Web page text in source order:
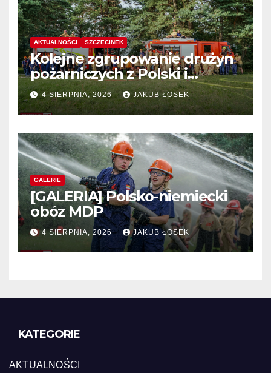
AKTUALNOŚCI SZCZECINEK
Kolejne zgrupowanie drużyn
pożarniczych z Polski i
Niemiec w regionie
4 SIERPNIA, 2026 JAKUB ŁOSEK
GALERIE
[GALERIA] Polsko-niemiecki
obóz MDP
4 SIERPNIA, 2026 JAKUB ŁOSEK
KATEGORIE
AKTUALNOŚCI